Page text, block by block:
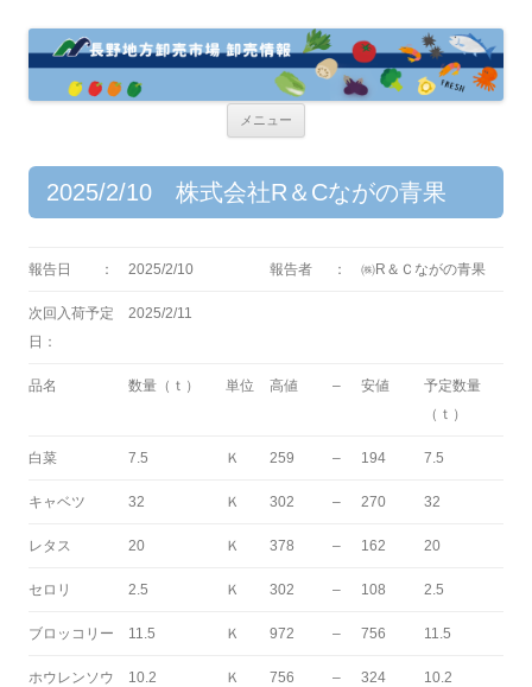
メニュー
ン
へ
プ
2025/2/10 株式会社R＆Cながの青果
報告日 ： 2025/2/10 報告者 ： ㈱R＆Ｃながの青果
次回入荷予定
日：
2025/2/11
品名 数量（ｔ） 単位 高値 – 安値
予定数量
（ｔ）
白菜 7.5 Ｋ 259 – 194 7.5
キャベツ 32 Ｋ 302 – 270 32
レタス 20 Ｋ 378 – 162 20
セロリ 2.5 Ｋ 302 – 108 2.5
ブロッコリー 11.5 Ｋ 972 – 756 11.5
ホウレンソウ 10.2 Ｋ 756 – 324 10.2